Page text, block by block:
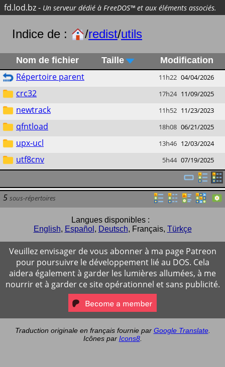
fd.lod.bz- Un serveur dédié à FreeDOS™ et aux éléments associés.
Indice de : /redist/utils
Nom de fichier Taille Modification
Répertoire parent 11h22 04/04/2026
crc32 17h24 11/09/2025
newtrack 11h52 11/23/2023
qfntload 18h08 06/21/2025
upx-ucl 13h46 12/03/2024
utf8cnv 5h44 07/19/2025
5 sous-répertoires
Langues disponibles :
English, Español , Deutsch, Français, Türkçe
Veuillez envisager de vous abonner à ma page Patreon
pour poursuivre le développement lié au DOS. Cela
aidera également à garder les lumières allumées, à me
nourrir et à garder ce site opérationnel et sans publicité.
Traduction originale en français fournie par Google Translate.
Icônes par Icons8.